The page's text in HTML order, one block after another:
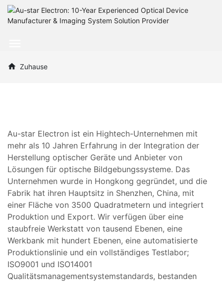
Zuhause
Au-star Electron ist ein Hightech-Unternehmen mit
mehr als 10 Jahren Erfahrung in der Integration der
Herstellung optischer Geräte und Anbieter von
Lösungen für optische Bildgebungssysteme. Das
Unternehmen wurde in Hongkong gegründet, und die
Fabrik hat ihren Hauptsitz in Shenzhen, China, mit
einer Fläche von 3500 Quadratmetern und integriert
Produktion und Export. Wir verfügen über eine
staubfreie Werkstatt von tausend Ebenen, eine
Werkbank mit hundert Ebenen, eine automatisierte
Produktionslinie und ein vollständiges Testlabor;
ISO9001 und ISO14001
Qualitätsmanagementsystemstandards, bestanden